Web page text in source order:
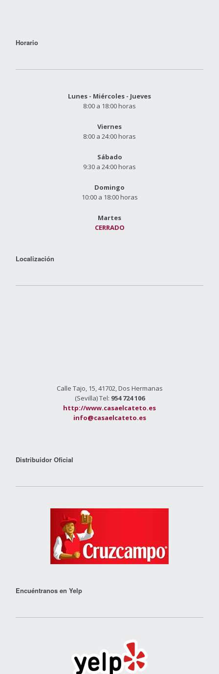
Horario
Lunes - Miércoles - Jueves
8:00 a 18:00 horas
Viernes
8:00 a 24:00 horas
Sábado
9:30 a 24:00 horas
Domingo
10:00 a 18:00 horas
Martes
CERRADO
Localización
Calle Tajo, 15, 41702, Dos Hermanas
(Sevilla) Tel: 954 724 106
http://www.casaelcateto.es
info@casaelcateto.es
Distribuidor Oficial
Encuéntranos en Yelp